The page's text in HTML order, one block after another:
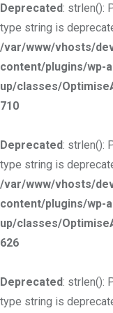
Deprecated: strlen():
type string is
/var/www/vhosts/
content/plugins/wp-
up/classes/
710
Deprecated: strlen():
type string is
/var/www/vhosts/
content/plugins/wp-
up/classes/
626
Deprecated: strlen():
type string is